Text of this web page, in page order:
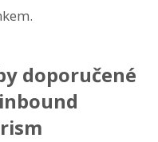
doporučené